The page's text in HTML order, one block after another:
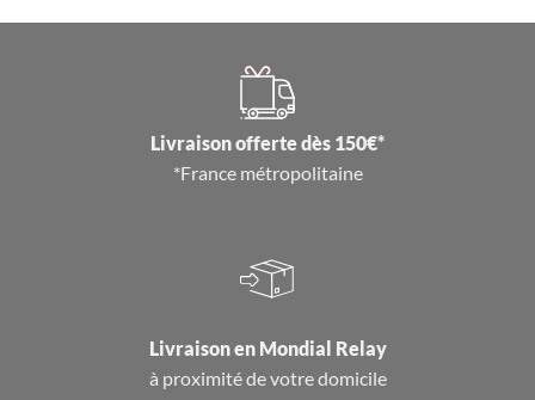
Livraison offerte dès 150€*
*France métropolitaine
Livraison en Mondial Relay
à proximité de votre domicile